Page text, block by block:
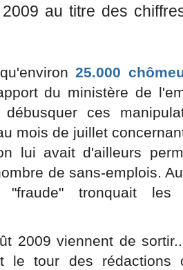
au titre des
25.000
du ministère de
ces
mois de juillet
lui avait d'ailleurs
de sans-emplois.
"fraude" tronquait
2009 viennent de
le tour des rédactions